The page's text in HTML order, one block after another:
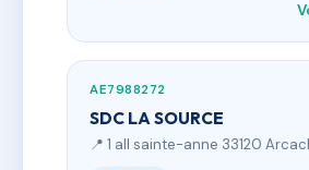
AE7988272
SDC LA SOURCE
📍 1 all sainte-anne 33120